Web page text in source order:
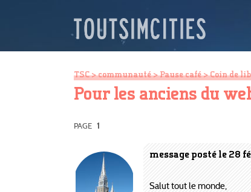
TSC>communauté>Pause café>Coin de
Pour les anciens du
PAGE 1
message posté le 28
Salut tout le monde,